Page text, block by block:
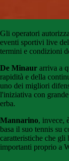
Gli operatori
eventi sportivi live
termini e condizioni
De Minaur arriva a
rapidità e della
uno dei migliori
l'iniziativa con
erba.
Mannarino, invece,
basa il suo tennis su
caratteristiche che gli
importanti proprio a